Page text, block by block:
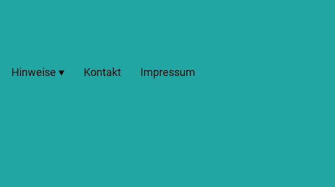
Hinweise Kontakt Impressum